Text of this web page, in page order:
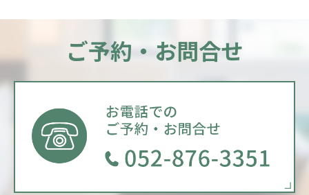
ご予約・お問合せ